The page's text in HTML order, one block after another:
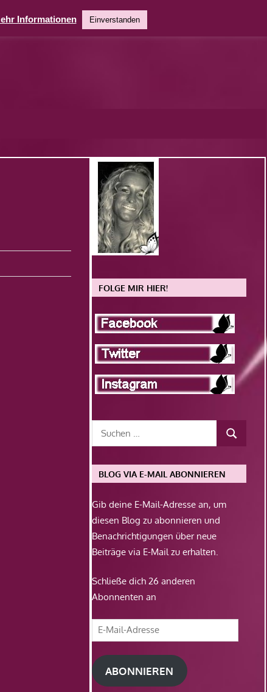
FOLGE MIR HIER!
BLOG VIA E-MAIL ABONNIEREN
Gib deine E-Mail-Adresse an, um
diesen Blog zu abonnieren und
Benachrichtigungen über neue
Beiträge via E-Mail zu erhalten.
Schließe dich 26 anderen
Abonnenten an
E-
Mail-
Adresse
ABONNIEREN
Informationen Einverstanden